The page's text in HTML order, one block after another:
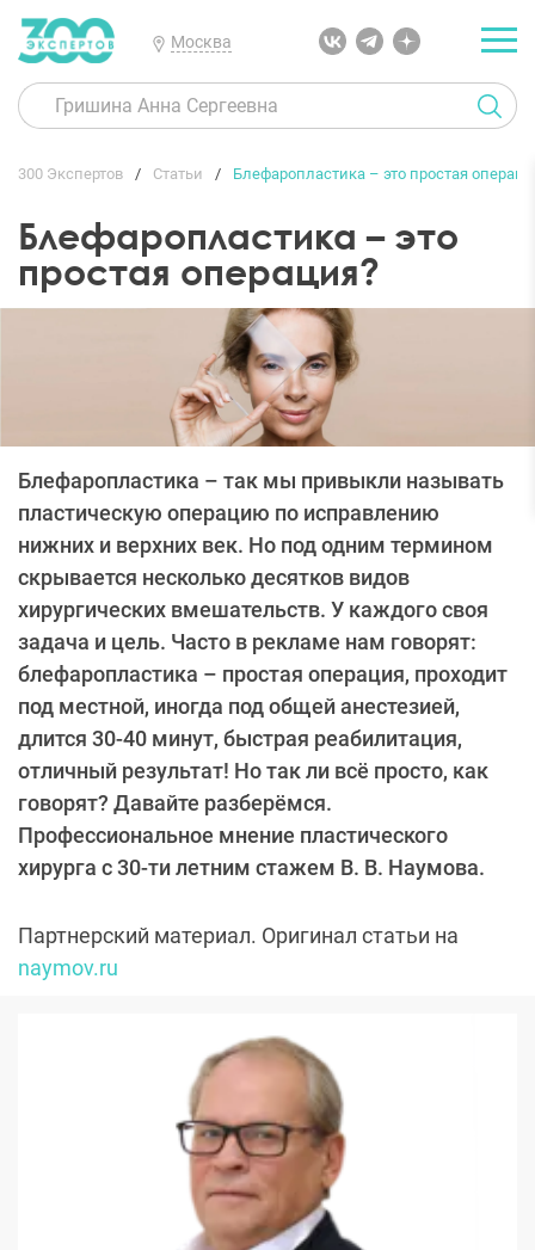
Москва
300 Экспертов Статьи Блефаропластика – это простая
Блефаропластика – это
простая операция?
Блефаропластика – так мы привыкли называть
пластическую операцию по исправлению
нижних и верхних век. Но под одним термином
скрывается несколько десятков видов
хирургических вмешательств. У каждого своя
задача и цель. Часто в рекламе нам говорят:
блефаропластика – простая операция, проходит
под местной, иногда под общей анестезией,
длится 30-40 минут, быстрая реабилитация,
отличный результат! Но так ли всё просто, как
говорят? Давайте разберёмся.
Профессиональное мнение пластического
хирурга с 30-ти летним стажем В. В. Наумова.
Партнерский материал. Оригинал статьи на
naymov.ru